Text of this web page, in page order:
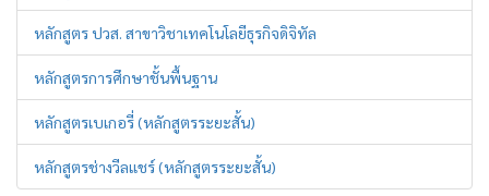
หลักสูตร ปวส. สาขาวิชาเทคโนโลยีธุรกิจดิจิทัล
หลักสูตรการศึกษาชั้นพื้นฐาน
หลักสูตรเบเกอรี่ (หลักสูตรระยะสั้น)
หลักสูตรช่างวีลแชร์ (หลักสูตรระยะสั้น)